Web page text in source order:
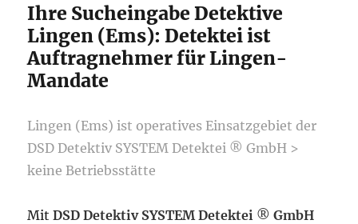
Ihre Sucheingabe Detektive
Lingen (Ems): Detektei ist
Auftragnehmer für Lingen-
Mandate
Lingen (Ems) ist operatives Einsatzgebiet der
DSD Detektiv SYSTEM Detektei ® GmbH >
keine Betriebsstätte
MitDSD Detektiv SYSTEM Detektei ®GmbH